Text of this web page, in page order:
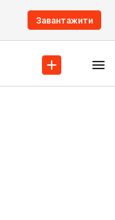
Завантажити